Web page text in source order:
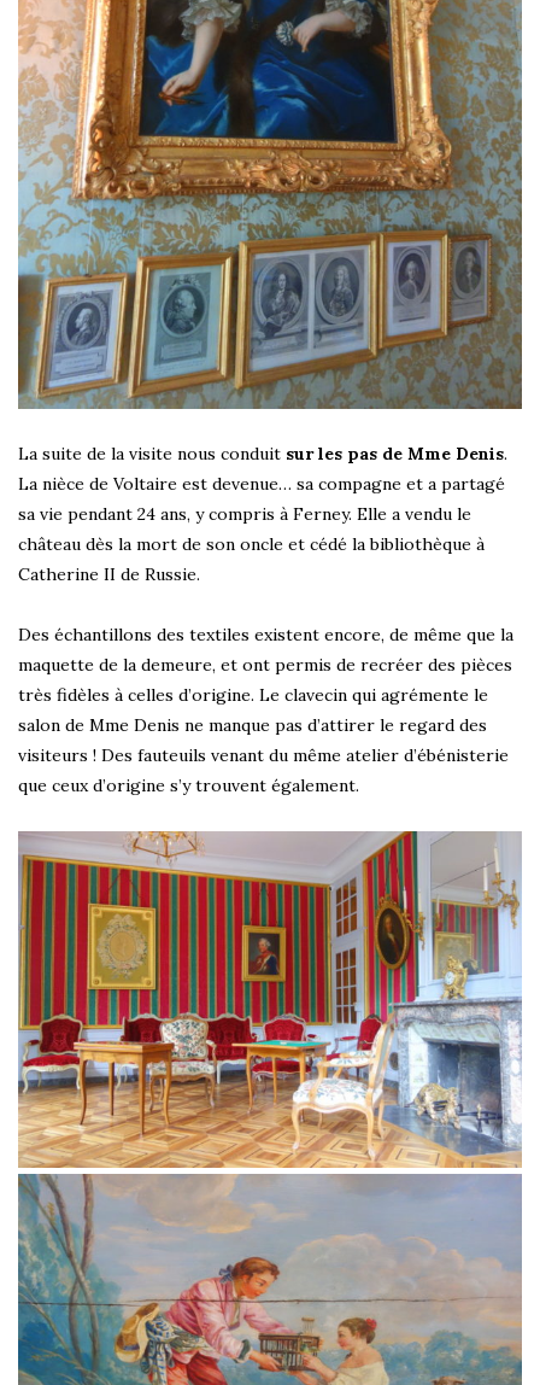
La suite de la visite nous conduit sur les pas de Mme Denis.
La nièce de Voltaire est devenue… sa compagne et a partagé
sa vie pendant 24 ans, y compris à Ferney. Elle a vendu le
château dès la mort de son oncle et cédé la bibliothèque à
Catherine II de Russie.
Des échantillons des textiles existent encore, de même que la
maquette de la demeure, et ont permis de recréer des pièces
très fidèles à celles d’origine. Le clavecin qui agrémente le
salon de Mme Denis ne manque pas d’attirer le regard des
visiteurs ! Des fauteuils venant du même atelier d’ébénisterie
que ceux d’origine s’y trouvent également.